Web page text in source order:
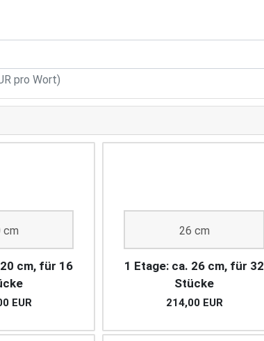
pro Wort)
cm
cm, für 16
EUR
26 cm
1 Etage: ca. 26 cm, für 32
Stücke
214,00 EUR